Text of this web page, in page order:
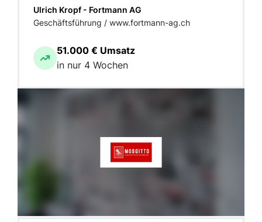
Ulrich Kropf - Fortmann AG
Geschäftsführung / www.fortmann-ag.ch
51.000 € Umsatz
in nur 4 Wochen